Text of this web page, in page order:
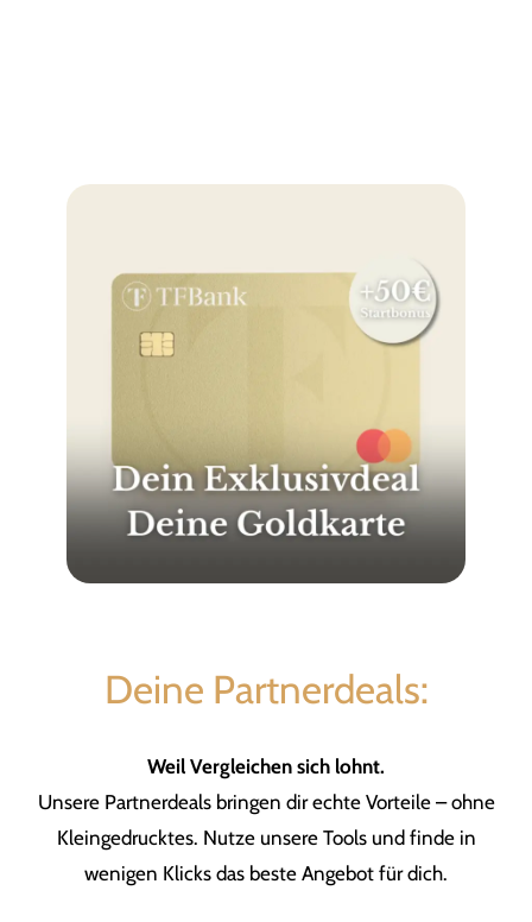
Deine Partnerdeals:
Weil Vergleichen sich lohnt.
Unsere Partnerdeals bringen dir echte Vorteile – ohne
Kleingedrucktes. Nutze unsere Tools und finde in
wenigen Klicks das beste Angebot für dich.